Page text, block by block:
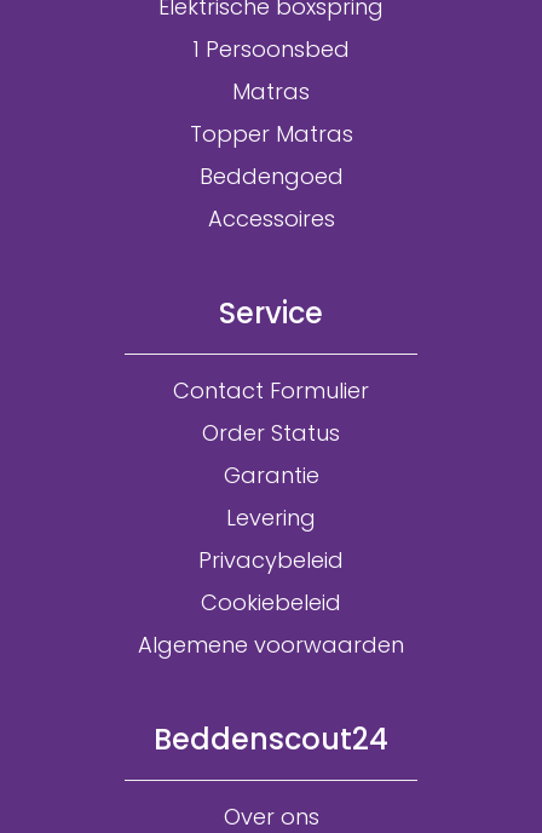
Elektrische boxspring
1 Persoonsbed
Matras
Topper Matras
Beddengoed
Accessoires
Service
Contact Formulier
Order Status
Garantie
Levering
Privacybeleid
Cookiebeleid
Algemene voorwaarden
Beddenscout24
Over ons